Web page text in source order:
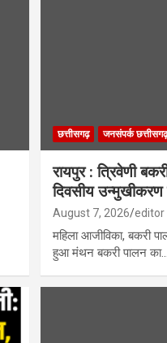
छत्तीसगढ़ जनसंपर्क छत्तीसगढ़
रायपुर : त्रिवेणी
दिवसीय उन्मुखीकरण
August 7, 2026 editor
महिला आजीविका, बकरी
हुआ मंथन बकरी पालन का…